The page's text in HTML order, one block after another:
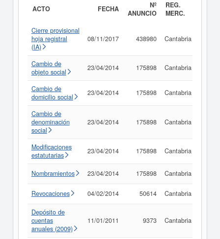
ACTO FECHA
Nº
ANUNCIO
REG.
MERC.
Cierre provisional
hoja registral
(IA)
08/11/2017 438980 Cantabria
Cambio de
objeto social
23/04/2014 175898 Cantabria
Cambio de
domicilio social
23/04/2014 175898 Cantabria
Cambio de
denominación
social
23/04/2014 175898 Cantabria
Modificaciones
estatutarias
23/04/2014 175898 Cantabria
Nombramientos 23/04/2014 175898 Cantabria
Revocaciones 04/02/2014 50614 Cantabria
Depósito de
cuentas
anuales (2009)
11/01/2011 9373 Cantabria